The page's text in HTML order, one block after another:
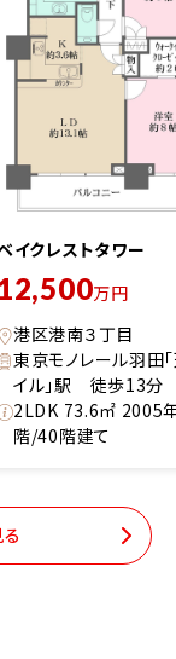
イクレストタワー
万円
港区港南３丁目
東京モノレール羽田
イル」駅 徒歩13分
2LDK 73.6㎡ 2005
階/40階建て